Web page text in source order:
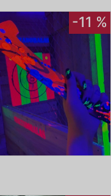
-11 %